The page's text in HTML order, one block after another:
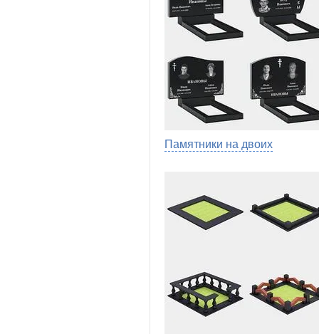
Памятники на двоих